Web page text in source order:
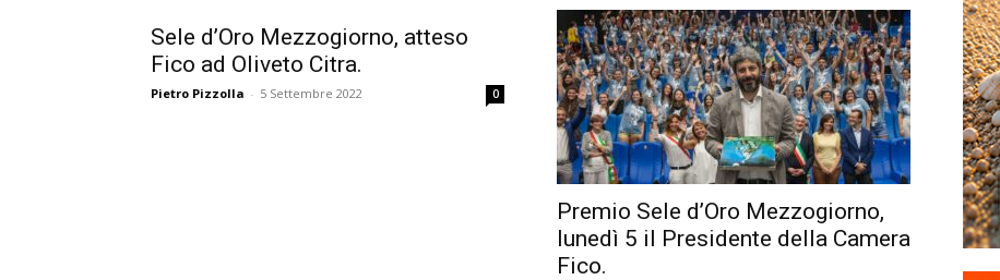
Sele d’Oro Mezzogiorno, atteso
Fico ad Oliveto Citra.
Pietro Pizzolla - 5 Settembre 2022 0
Premio Sele d’Oro Mezzogiorno,
lunedì 5 il Presidente della Camera
Fico.